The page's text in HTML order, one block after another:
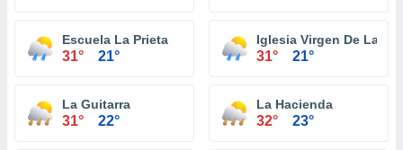
Escuela La Prieta
31° 21°
Iglesia Virgen De La
31° 21°
La Guitarra
31° 22°
La Hacienda
32° 23°